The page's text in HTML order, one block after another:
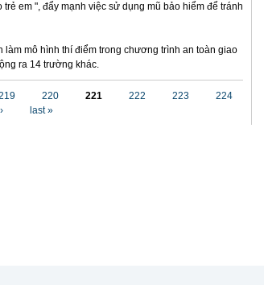
em ", đẩy mạnh việc sử dụng mũ bảo hiểm để tránh
mô hình thí điểm trong chương trình an toàn giao
ra 14 trường khác.
220 221 222 223
224
last »